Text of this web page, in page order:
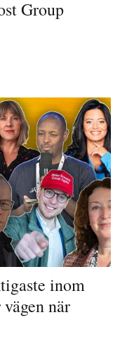
Group
inom
när